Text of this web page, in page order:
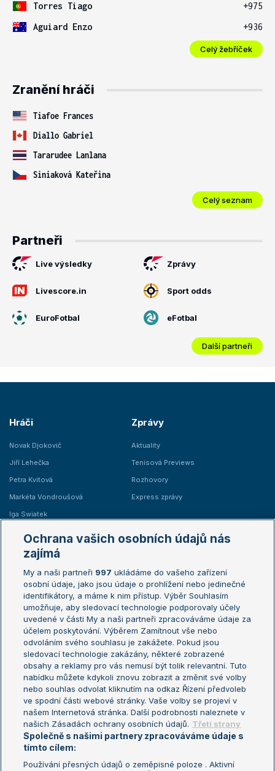
Torres Tiago
+975
Aguiard Enzo
+936
Celý žebříček
Zranění hráči
Tiafoe Frances
Diallo Gabriel
Tararudee Lanlana
Siniaková Kateřina
Celý seznam
Partneři
Live výsledky Zprávy
Livescore.in Sport odds
EuroFotbal eFotbal
Další partneři
Hráči
Novak Djokovič
Jiří Lehečka
Petra Kvitová
Markéta Vondroušová
Iga Swiatek
Zprávy
Aktuality
Tenisová Previews
Rozhovory
Express zprávy
Žebříčky
Žebříček ATP (muži)
Žebříček WTA (ženy)
Sázkařský žebříček
Australian Open
French Open
Wimbledon
US Open
Turnaj mistrů
Turnaj mistryň
Aktualní trendy
Fotbalové přestupy
Livesport Daily
LS Prague Open
Ochrana vašich osobních údajů nás
zajímá
My a naši partneři 997 ukládáme do vašeho zařízení
osobní údaje, jako jsou údaje o prohlížení nebo jedinečné
identifikátory, a máme k nim přístup. Výběr Souhlasím
umožňuje, aby sledovací technologie podporovaly účely
uvedené v části My a naši partneři zpracováváme údaje za
účelem poskytování. Výběrem Zamítnout vše nebo
odvoláním svého souhlasu je zakážete. Pokud jsou
sledovací technologie zakázány, některé zobrazené
obsahy a reklamy pro vás nemusí být tolik relevantní. Tuto
nabídku můžete kdykoli znovu zobrazit a změnit své volby
nebo souhlas odvolat kliknutím na odkaz Řízení předvoleb
ve spodní části webové stránky. Vaše volby se projeví v
našem Internetová stránka. Další podrobnosti naleznete v
našich Zásadách ochrany osobních údajů. Třetí strany
Společně s našimi partnery zpracováváme údaje s
tímto cílem:
Používání přesných údajů o zeměpisné poloze . Aktivní